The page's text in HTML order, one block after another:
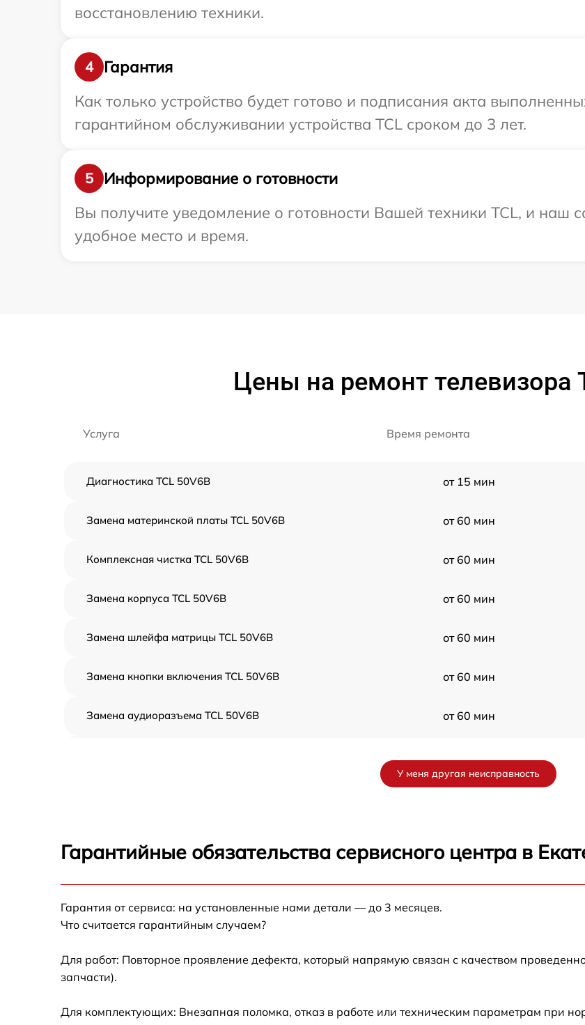
восстановлению техники.
4
Гарантия
Как только устройство будет готово и подписания акта
гарантийном обслуживании устройства TCL сроком до 3 лет.
5
Информирование о готовности
Вы получите уведомление о готовности Вашей техники TCL, и наш
удобное место и время.
Цены на ремонт телевизора
Услуга Время ремонта
Диагностика TCL 50V6B от 15 мин
Замена материнской платы TCL 50V6B от 60 мин
Комплексная чистка TCL 50V6B от 60 мин
Замена корпуса TCL 50V6B от 60 мин
Замена шлейфа матрицы TCL 50V6B от 60 мин
Замена кнопки включения TCL 50V6B от 60 мин
Замена аудиоразъема TCL 50V6B от 60 мин
Прошивка блока управления TCL 50V6B
У меня другая неисправность
Гарантийные обязательства сервисного центра в
Гарантия от сервиса: на установленные нами детали — до 3 месяцев.
Что считается гарантийным случаем?
Для работ: Повторное проявление дефекта, который напрямую связан с качеством
запчасти).
Для комплектующих: Внезапная поломка, отказ в работе или техническим параметрам при